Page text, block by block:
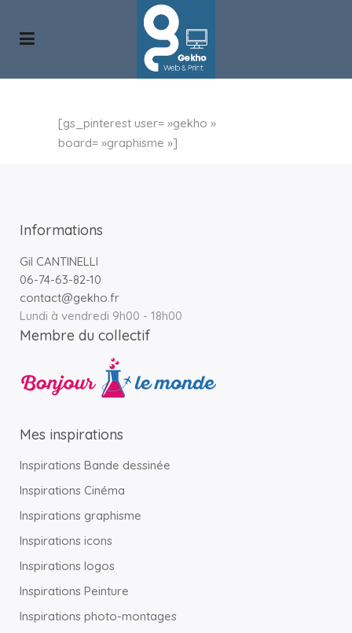
[gs_pinterest user= »gekho »
board= »graphisme »]
Informations
Gil CANTINELLI
06-74-63-82-10
contact@gekho.fr
Lundi à vendredi 9h00 - 18h00
Membre du collectif
Mes inspirations
Inspirations Bande dessinée
Inspirations Cinéma
Inspirations graphisme
Inspirations icons
Inspirations logos
Inspirations Peinture
Inspirations photo-montages